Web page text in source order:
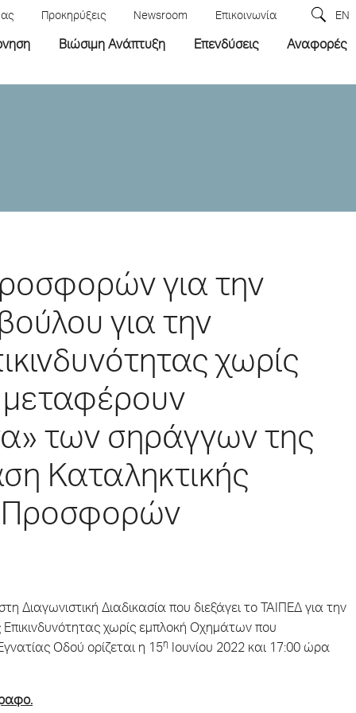
Προκηρύξεις Newsroom Επικοινωνία EN
Βιώσιμη Ανάπτυξη Επενδύσεις Αναφορές
για την
για την
χωρίς
των σηράγγων της
Καταληκτικής
Προσφορών
Διαδικασία που διεξάγει το ΤΑΙΠΕΔ για την
χωρίς εμπλοκή Οχημάτων που
Οδού ορίζεται η 15η Ιουνίου 2022 και 17:00 ώρα